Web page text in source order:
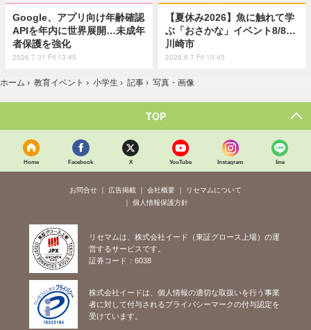
Google、アプリ向け年齢確認
APIを年内に世界展開…未成年
者保護を強化
2026.7.31 Fri 13:45
【夏休み2026】魚に触れて学
ぶ「おさかな」イベント8/8…
川崎市
2026.8.7 Fri 10:45
ホーム › 教育イベント › 小学生 › 記事 › 写真・画像
TOP
Home Facebook X YouTube Instagram line
お問合せ 広告掲載 会社概要
リセマムについて
個人情報保護方針
リセマムは、株式会社イード（東証グロース上場）の運
営するサービスです。
証券コード：6038
株式会社イードは、個人情報の適切な取扱いを行う事業
者に対して付与されるプライバシーマークの付与認定を
受けています。